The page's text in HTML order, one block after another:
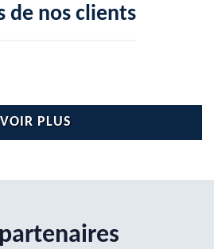
de nos clients
VOIR PLUS